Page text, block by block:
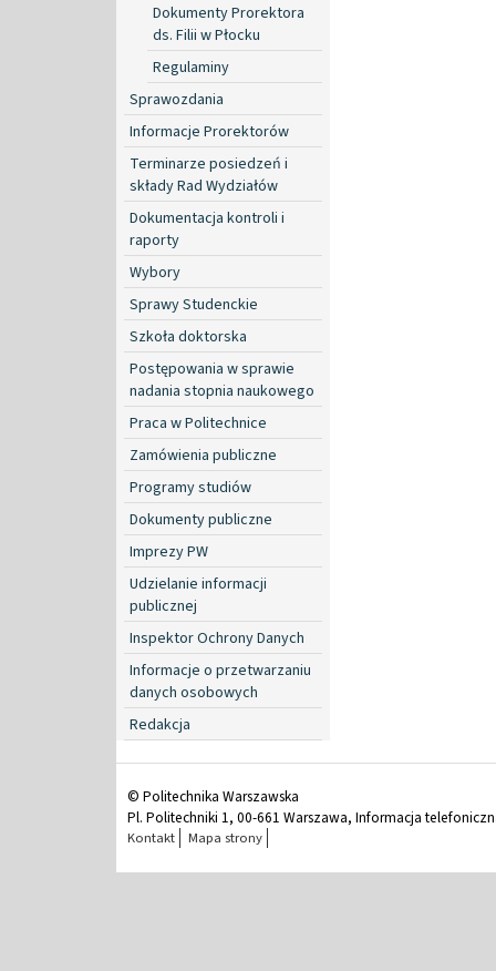
Dokumenty Prorektora
ds. Filii w Płocku
Regulaminy
Sprawozdania
Informacje Prorektorów
Terminarze posiedzeń i
składy Rad Wydziałów
Dokumentacja kontroli i
raporty
Wybory
Sprawy Studenckie
Szkoła doktorska
Postępowania w sprawie
nadania stopnia naukowego
Praca w Politechnice
Zamówienia publiczne
Programy studiów
Dokumenty publiczne
Imprezy PW
Udzielanie informacji
publicznej
Inspektor Ochrony Danych
Informacje o przetwarzaniu
danych osobowych
Redakcja
© Politechnika Warszawska
Pl. Politechniki 1, 00-661 Warszawa, Informacja
Kontakt Mapa strony